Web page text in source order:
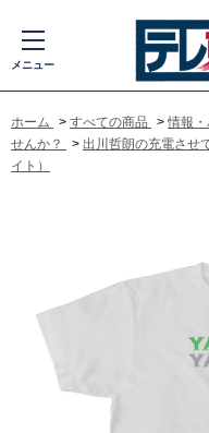
メニュー
ホーム > すべての商品 >情報・
せんか？
> 出川哲朗の充電させ
イト）